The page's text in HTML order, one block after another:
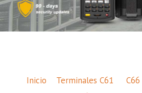
Inicio Terminales C61 C66